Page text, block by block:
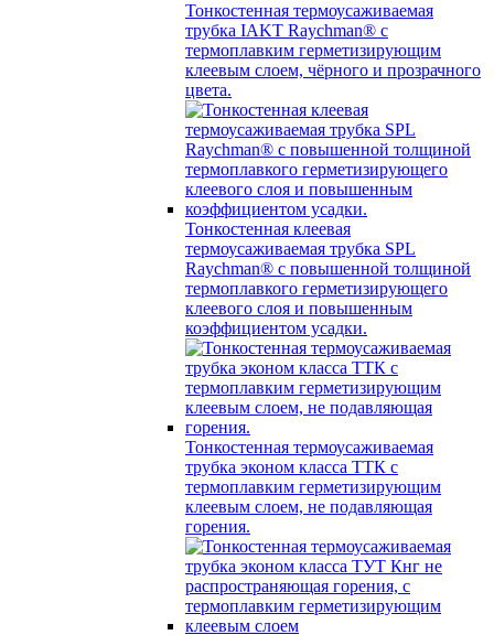
Тонкостенная термоусаживаемая
трубка IAKT Raychman® с
термоплавким герметизирующим
клеевым слоем, чёрного и прозрачного
цвета.
Тонкостенная клеевая
термоусаживаемая трубка SPL
Raychman® с повышенной толщиной
термоплавкого герметизирующего
клеевого слоя и повышенным
коэффициентом усадки.
Тонкостенная термоусаживаемая
трубка эконом класса ТТК с
термоплавким герметизирующим
клеевым слоем, не подавляющая
горения.